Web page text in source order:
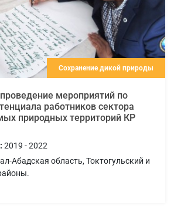
Сохранение дикой природы
мероприятий по
работников сектора
природных территорий КР
2019 - 2022
Абадская область, Токтогульский и